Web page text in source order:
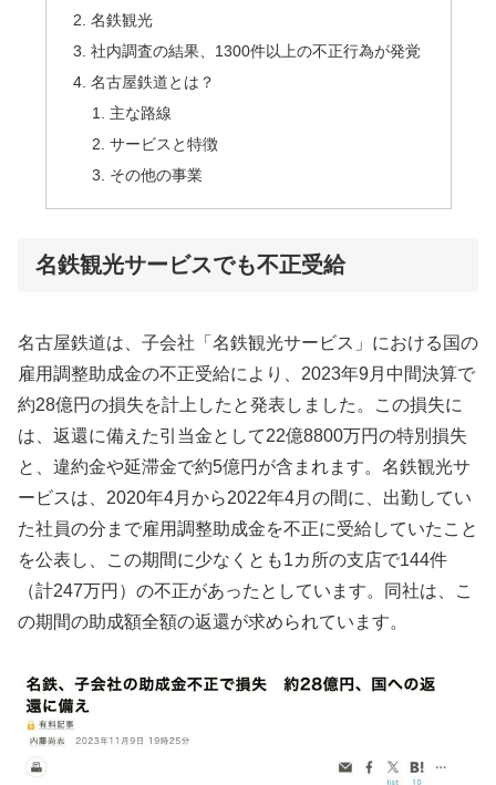
名鉄観光
社内調査の結果、1300件以上の不正行為が発覚
名古屋鉄道とは？
主な路線
サービスと特徴
その他の事業
名鉄観光サービスでも不正受給
名古屋鉄道は、子会社「名鉄観光サービス」における国の
雇用調整助成金の不正受給により、2023年9月中間決算で
約28億円の損失を計上したと発表しました。この損失に
は、返還に備えた引当金として22億8800万円の特別損失
と、違約金や延滞金で約5億円が含まれます。名鉄観光サ
ービスは、2020年4月から2022年4月の間に、出勤してい
た社員の分まで雇用調整助成金を不正に受給していたこと
を公表し、この期間に少なくとも1カ所の支店で144件
（計247万円）の不正があったとしています。同社は、こ
の期間の助成額全額の返還が求められています。